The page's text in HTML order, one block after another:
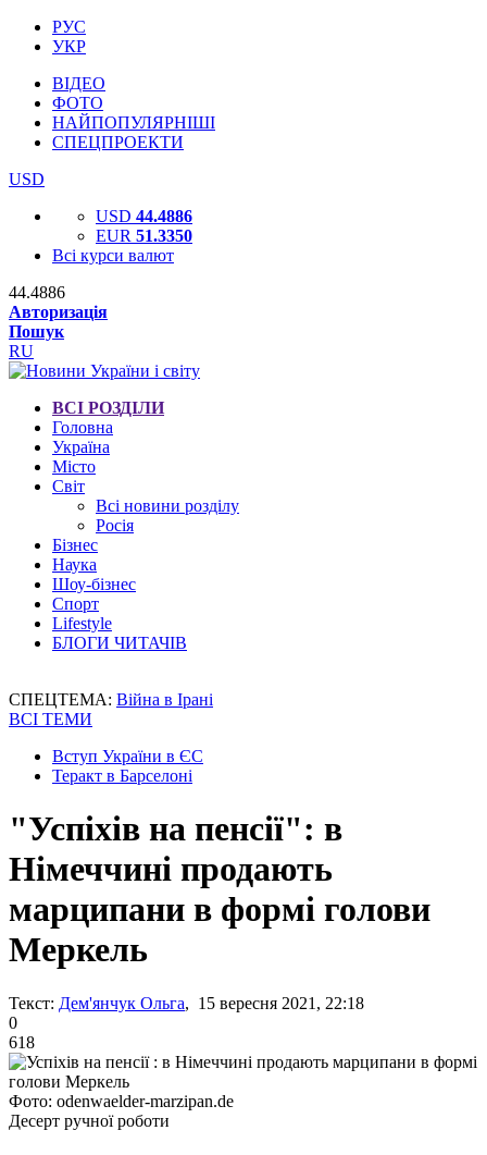
РУС
УКР
ВІДЕО
ФОТО
НАЙПОПУЛЯРНІШІ
СПЕЦПРОЕКТИ
USD
USD 44.4886
EUR 51.3350
Всі курси валют
44.4886
Авторизація
Пошук
RU
ВСІ РОЗДІЛИ
Головна
Україна
Місто
Світ
Всі новини розділу
Росія
Бізнес
Наука
Шоу-бізнес
Спорт
Lifestyle
БЛОГИ ЧИТАЧІВ
СПЕЦТЕМА: Війна в Ірані
ВСІ ТЕМИ
Вступ України в ЄС
Теракт в Барселоні
"Успіхів на пенсії": в
Німеччині продають
марципани в формі голови
Меркель
Текст: Дем'янчук Ольга, 15 вересня 2021, 22:18
0
618
Фото: odenwaelder-marzipan.de
Десерт ручної роботи